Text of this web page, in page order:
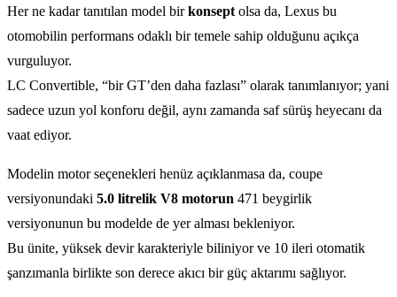
Her ne kadar tanıtılan model birkonsept olsa da, Lexus bu
otomobilin performans odaklı bir temele sahip olduğunu açıkça
vurguluyor.
LC Convertible, “bir GT’den daha fazlası” olarak tanımlanıyor; yani
sadece uzun yol konforu değil, aynı zamanda saf sürüş heyecanı da
vaat ediyor.
Modelin motor seçenekleri henüz açıklanmasa da, coupe
versiyonundaki 5.0 litrelik V8 motorun 471 beygirlik
versiyonunun bu modelde de yer alması bekleniyor.
Bu ünite, yüksek devir karakteriyle biliniyor ve 10 ileri otomatik
şanzımanla birlikte son derece akıcı bir güç aktarımı sağlıyor.